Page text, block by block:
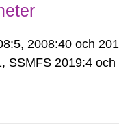
2008:40 och
SSMFS 2019:4